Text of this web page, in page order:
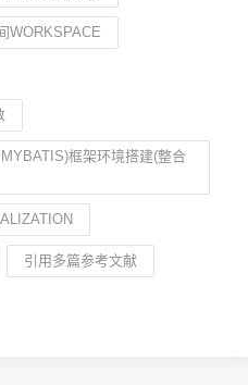
WORKSPACE
框架环境搭建(整合
引用多篇参考文献